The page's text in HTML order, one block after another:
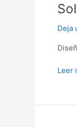
Deja
de
para
Leer